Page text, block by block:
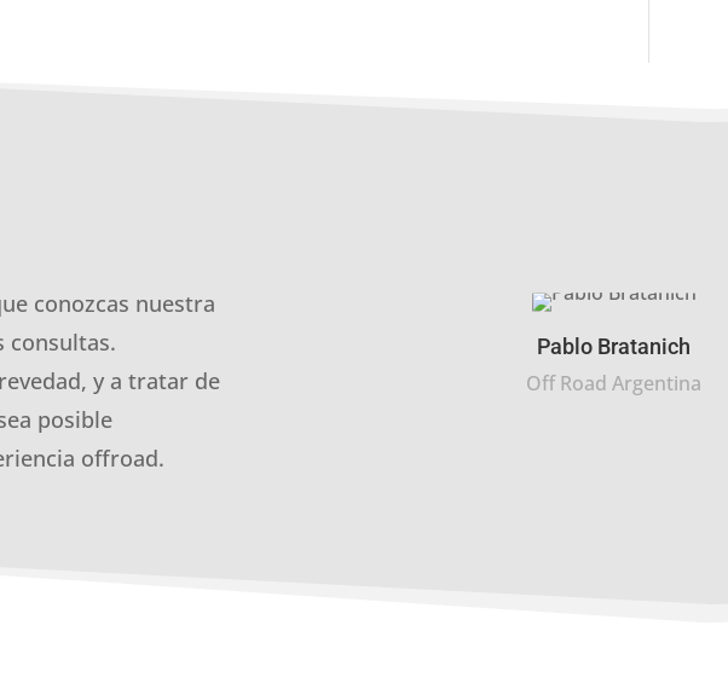
conozcas nuestra
consultas.
y a tratar de
posible
offroad.
Pablo Bratanich
Off Road Argentina